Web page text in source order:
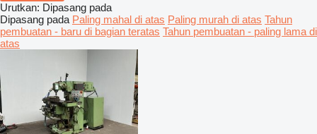
Urutkan: Dipasang pada
Dipasang pada Paling mahal di atas Paling murah di atas Tahun
pembuatan - baru di bagian teratas Tahun pembuatan - paling lama di
atas